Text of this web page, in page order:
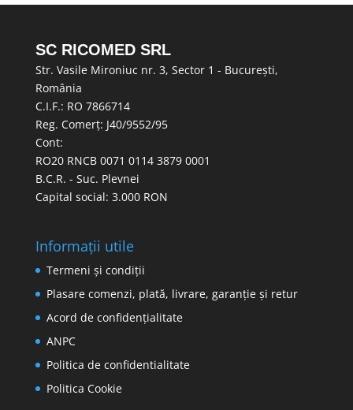
SC RICOMED SRL
Str. Vasile Mironiuc nr. 3, Sector 1 - București,
România
C.I.F.: RO 7866714
Reg. Comerț: J40/9552/95
Cont:
RO20 RNCB 0071 0114 3879 0001
B.C.R. - Suc. Plevnei
Capital social: 3.000 RON
Informații utile
Termeni și condiții
Plasare comenzi, plată, livrare, garanție și retur
Acord de confidențialitate
ANPC
Politica de confidentialitate
Politica Cookie